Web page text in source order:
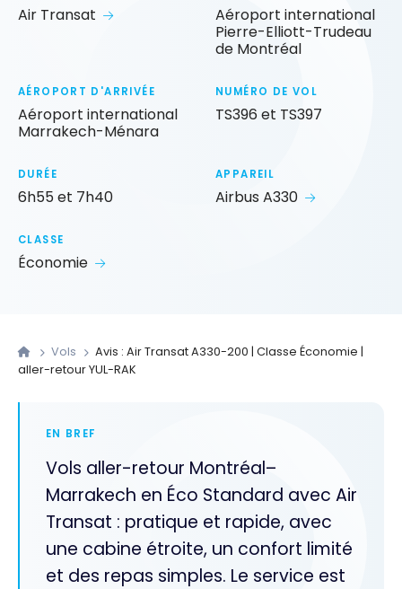
Air Transat
Aéroport international
Pierre-Elliott-Trudeau
de Montréal
AÉROPORT D'ARRIVÉE
Aéroport international
Marrakech-Ménara
NUMÉRO DE VOL
TS396 et TS397
DURÉE
6h55 et 7h40
APPAREIL
Airbus A330
CLASSE
Économie
Vols
Avis : Air Transat A330-200 | Classe Économie |
aller-retour YUL-RAK
EN BREF
Vols aller-retour Montréal–
Marrakech en Éco Standard avec Air
Transat : pratique et rapide, avec
une cabine étroite, un confort limité
et des repas simples. Le service est